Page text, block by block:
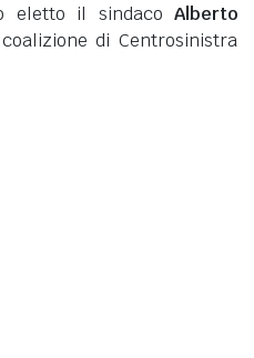
eletto il sindaco Alberto
di Centrosinistra